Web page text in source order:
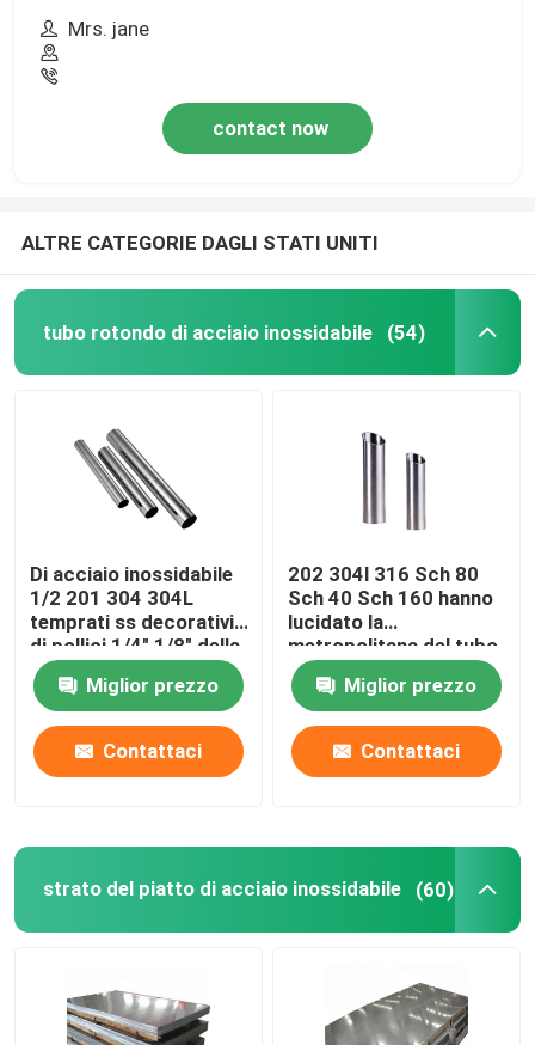
Mrs. jane
contact now
ALTRE CATEGORIE DAGLI STATI UNITI
tubo rotondo di acciaio inossidabile (54)
Di acciaio inossidabile
1/2 201 304 304L
temprati ss decorativi
di pollici 1/4" 1/8" della
tubatura convogliano il
giro
Miglior prezzo
Contattaci
202 304l 316 Sch 80
Sch 40 Sch 160 hanno
lucidato la
metropolitana del tubo
di acciaio inossidabile
Miglior prezzo
Contattaci
strato del piatto di acciaio inossidabile (60)